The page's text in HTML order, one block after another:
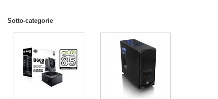
Sotto-categorie